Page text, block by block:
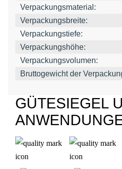
Verpackungsmaterial:
Verpackungsbreite:
Verpackungstiefe:
Verpackungshöhe:
Verpackungsvolumen:
Bruttogewicht der
GÜTESIEGEL